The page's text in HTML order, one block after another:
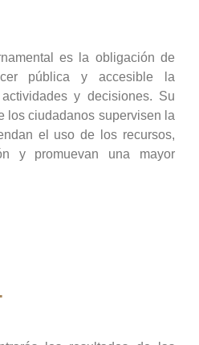
es la obligación de
pública y accesible la
y decisiones. Su
los ciudadanos supervisen la
el uso de los recursos,
y promuevan una mayor